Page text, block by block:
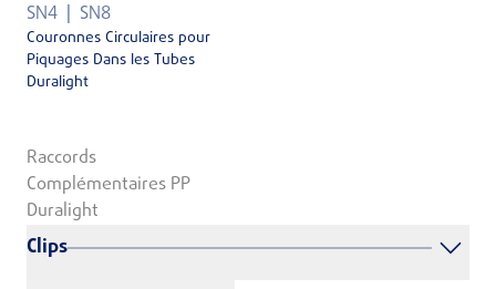
SN4 SN8
Couronnes Circulaires pour
Piquages Dans les Tubes
Duralight
Raccords
Complémentaires PP
Duralight
Clips